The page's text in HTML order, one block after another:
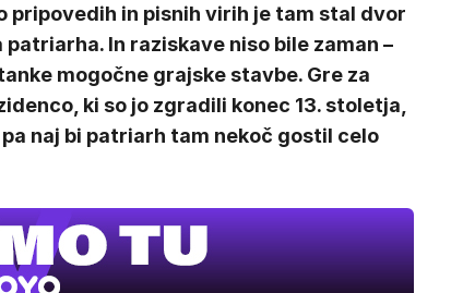
pripovedih in pisnih virih je tam stal dvor
patriarha. In raziskave niso bile zaman –
mogočne grajske stavbe. Gre za
ki so jo zgradili konec 13. stoletja,
naj bi patriarh tam nekoč gostil celo